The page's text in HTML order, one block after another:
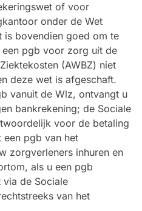
of voor
onder de Wet
bovendien goed om te
pgb voor zorg uit de
(AWBZ) niet
deze wet is afgeschaft.
vanuit de Wlz, ontvangt u
bankrekening; de Sociale
voor de betaling
een pgb van het
zorgverleners inhuren en
als u een pgb
de Sociale
van het